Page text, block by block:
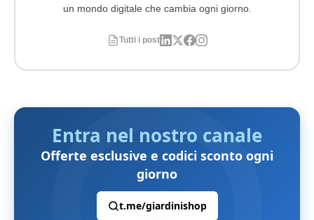
un mondo digitale che cambia ogni giorno.
Tutti i post
Entra nel nostro canale
Offerte esclusive e codici sconto ogni
giorno
t.me/giardinishop